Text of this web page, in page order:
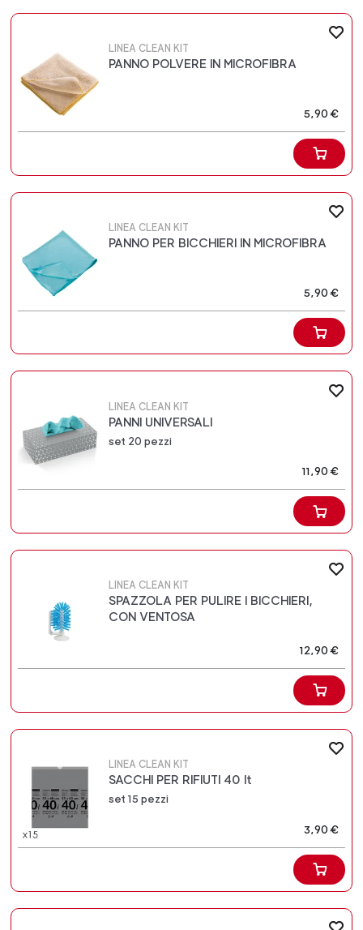
LINEA CLEAN KIT
PANNO POLVERE IN MICROFIBRA
5,90 €
LINEA CLEAN KIT
PANNO PER BICCHIERI IN MICROFIBRA
5,90 €
LINEA CLEAN KIT
PANNI UNIVERSALI
set 20 pezzi
11,90 €
LINEA CLEAN KIT
SPAZZOLA PER PULIRE I BICCHIERI,
CON VENTOSA
12,90 €
LINEA CLEAN KIT
SACCHI PER RIFIUTI 40 lt
set 15 pezzi
3,90 €